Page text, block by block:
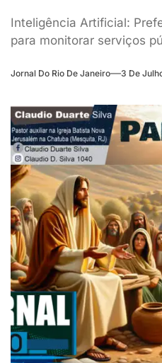
Inteligência Artificial:
para monitorar serviços
Jornal Do Rio De Janeiro 3 De